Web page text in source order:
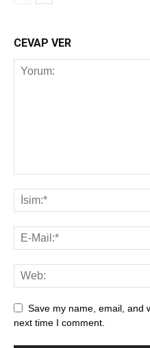
CEVAP VER
Save my name, email, and
next time I comment.